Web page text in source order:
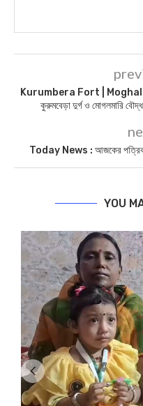
Kurumbera Fort |
কুরুমবেড়া দুর্গ ও মোগলমারি
Today News : আজকের পত্রিকা
YOU